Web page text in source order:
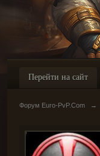
Перейти на сайт
Форум Euro-PvP.Com →